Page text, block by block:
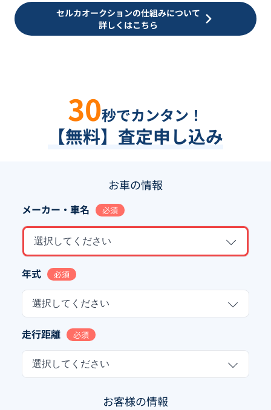
セルカオークションの仕組みについて
詳しくはこちら
30秒でカンタン！
【無料】査定申し込み
お車の情報
メーカー・車名 必須
選択してください
年式 必須
選択してください
走行距離 必須
選択してください
お客様の情報